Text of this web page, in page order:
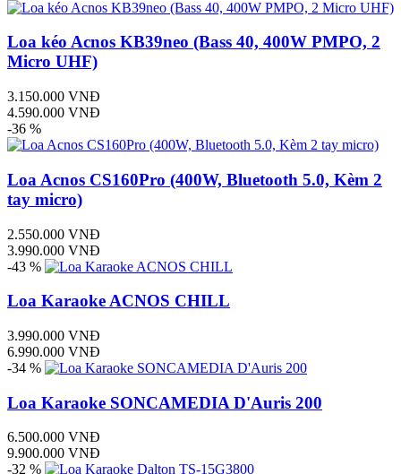
Loa kéo Acnos KB39neo (Bass 40, 400W PMPO, 2
Micro UHF)
3.150.000 VNĐ
4.590.000 VNĐ
-36 %
Loa Acnos CS160Pro (400W, Bluetooth 5.0, Kèm 2
tay micro)
2.550.000 VNĐ
3.990.000 VNĐ
-43 %
Loa Karaoke ACNOS CHILL
3.990.000 VNĐ
6.990.000 VNĐ
-34 %
Loa Karaoke SONCAMEDIA D'Auris 200
6.500.000 VNĐ
9.900.000 VNĐ
-32 %